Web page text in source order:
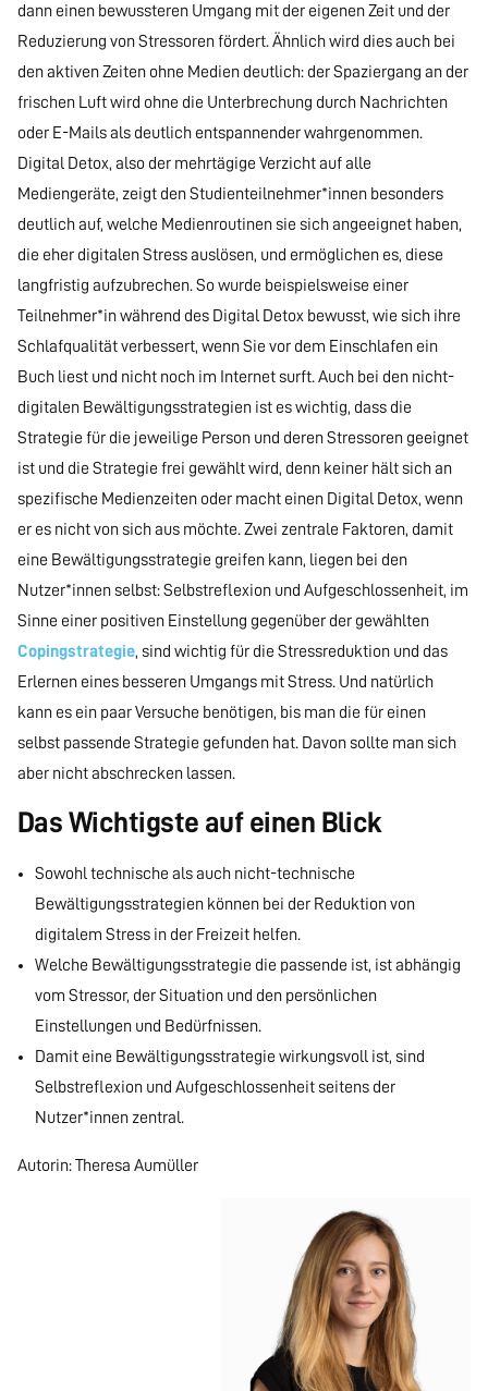
dann einen bewussteren Umgang mit der eigenen Zeit und der
Reduzierung von Stressoren fördert. Ähnlich wird dies auch bei
den aktiven Zeiten ohne Medien deutlich: der Spaziergang an der
frischen Luft wird ohne die Unterbrechung durch Nachrichten
oder E-Mails als deutlich entspannender wahrgenommen.
Digital Detox, also der mehrtägige Verzicht auf alle
Mediengeräte, zeigt den Studienteilnehmer*innen besonders
deutlich auf, welche Medienroutinen sie sich angeeignet haben,
die eher digitalen Stress auslösen, und ermöglichen es, diese
langfristig aufzubrechen. So wurde beispielsweise einer
Teilnehmer*in während des Digital Detox bewusst, wie sich ihre
Schlafqualität verbessert, wenn Sie vor dem Einschlafen ein
Buch liest und nicht noch im Internet surft. Auch bei den nicht-
digitalen Bewältigungsstrategien ist es wichtig, dass die
Strategie für die jeweilige Person und deren Stressoren geeignet
ist und die Strategie frei gewählt wird, denn keiner hält sich an
spezifische Medienzeiten oder macht einen Digital Detox, wenn
er es nicht von sich aus möchte. Zwei zentrale Faktoren, damit
eine Bewältigungsstrategie greifen kann, liegen bei den
Nutzer*innen selbst: Selbstreflexion und Aufgeschlossenheit, im
Sinne einer positiven Einstellung gegenüber der gewählten
Copingstrategie, sind wichtig für die Stressreduktion und das
Erlernen eines besseren Umgangs mit Stress. Und natürlich
kann es ein paar Versuche benötigen, bis man die für einen
selbst passende Strategie gefunden hat. Davon sollte man sich
aber nicht abschrecken lassen.
Das Wichtigste auf einen Blick
Sowohl technische als auch nicht-technische
Bewältigungsstrategien können bei der Reduktion von
digitalem Stress in der Freizeit helfen.
Welche Bewältigungsstrategie die passende ist, ist abhängig
vom Stressor, der Situation und den persönlichen
Einstellungen und Bedürfnissen.
Damit eine Bewältigungsstrategie wirkungsvoll ist, sind
Selbstreflexion und Aufgeschlossenheit seitens der
Nutzer*innen zentral.
Autorin: Theresa Aumüller